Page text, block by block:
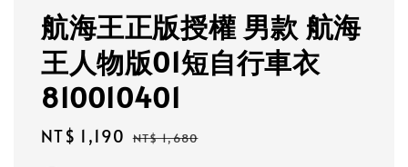
航海王正版授權 男款 航海
王人物版01短自行車衣
810010401
Sale
NT$ 1,190 Regular
NT$ 1,680